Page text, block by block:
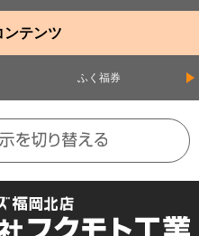
ンテンツ
ふく福券